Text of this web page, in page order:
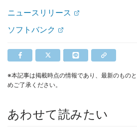
ニュースリリース
ソフトバンク
※本記事は掲載時点の情報であり、最新のもの
めご了承ください。
あわせて読みたい